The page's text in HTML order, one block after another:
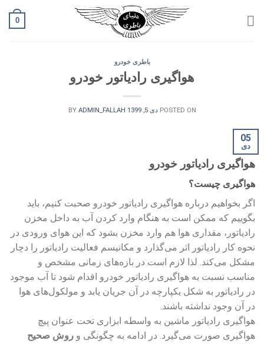
0
باطری خودرو
هواگیری رادیاتور خودرو
POSTED ON دی 5, 1399 ADMIN_FALLAH
05
دی
هواگیری رادیاتور خودرو
هواگیری چیست؟
اگر بخواهیم درباره هواگیری رادیاتور خودرو صحبت کنیم، باید
بگوییم که ممکن است به هنگام وارد کردن آب به داخل مخزن
رادیاتور، مقداری هوا هم وارد مخزن بشود که این هوای ورودی در
نحوه کار رادیاتور اثر می‌گذارد و مکانیسم فعالیت رادیاتور را دچار
مشکل می‌کند. لذا لازم است در بازه‌های زمانی مشخص و
مناسب نسبت به هواگیری رادیاتور خودرو اقدام شود تا آب موجود
در رادیاتور به شکل یکپارچه در آن جریان یابد و مولکول‌های هوا
در آن وجود نداشته باشند.
هواگیری رادیاتور ماشین به واسطه ابزاری تحت عنوان پیچ
هواگیری صورت می‌گیرد. در ادامه به چگونگی و روش صحیح